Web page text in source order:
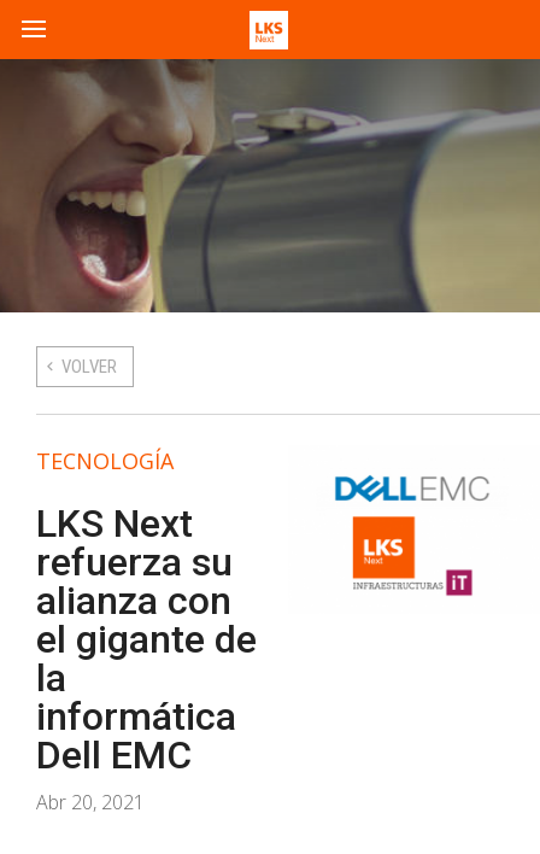
VOLVER
TECNOLOGÍA
LKS Next
refuerza su
alianza con
el gigante de
la
informática
Dell EMC
Abr 20, 2021